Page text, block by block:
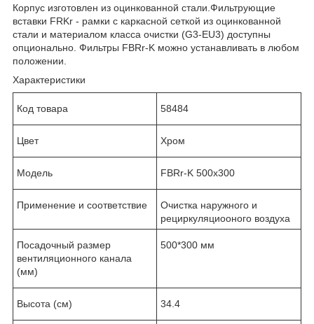
Корпус изготовлен из оцинкованной стали.Фильтрующие
вставки FRKr - рамки с каркасной сеткой из оцинкованной
стали и материалом класса очистки (G3-EU3) доступны
опционально. Фильтры FBRr-K можно устанавливать в любом
положении.
Характеристики
Код товара 58484
Цвет Хром
Модель FBRr-K 500x300
Применение и соответствие
Очистка наружного и
рециркуляциооного воздуха
Посадочный размер
вентиляционного канала
(мм)
500*300 мм
Высота (см) 34.4